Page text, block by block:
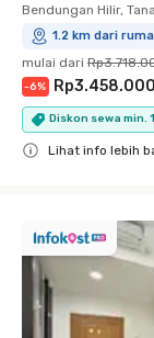
Bendungan Hilir,
1.2 km dari
mulai dari
-6% Rp3.458.000
Diskon sewa min.
Lihat info lebih